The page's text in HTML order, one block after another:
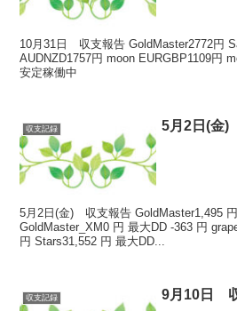
10月31日 収支報告 GoldMaster2772円
AUDNZD1757円 moon EURGBP1109円
安定稼働中
収支記録 5月2日(金
5月2日(金) 収支報告 GoldMaster1,495
GoldMaster_XM0 円 最大DD -363 円
円 Stars31,552 円 最大DD...
収支記録 9月10日